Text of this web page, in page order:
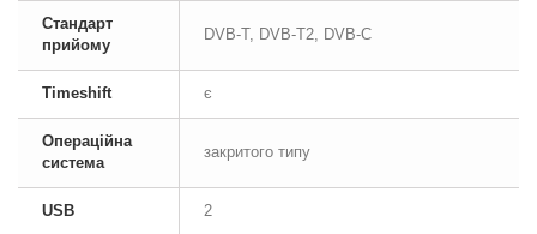
Стандарт
прийому
DVB-T, DVB-T2, DVB-C
Timeshift є
Операційна
система
закритого типу
USB 2